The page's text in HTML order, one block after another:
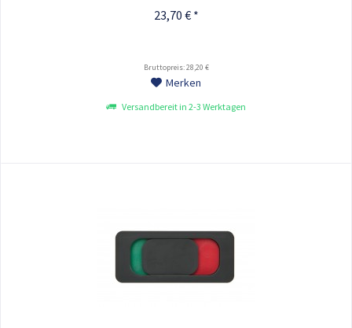
23,70 € *
Bruttopreis: 28,20 €
Merken
Versandbereit in 2-3 Werktagen